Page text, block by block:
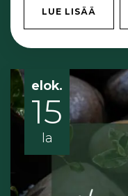
LUE LISÄÄ
elok.
15
la